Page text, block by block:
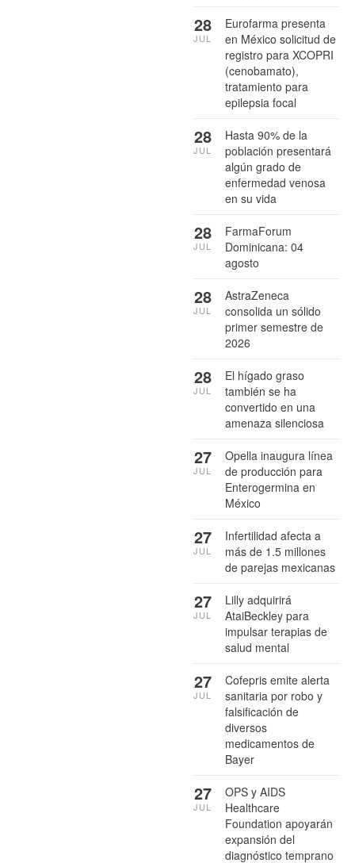
Eurofarma presenta
en México solicitud de
registro para XCOPRI
(cenobamato),
tratamiento para
epilepsia focal
28
JUL
Hasta 90% de la
población presentará
algún grado de
enfermedad venosa
en su vida
28
JUL
FarmaForum
Dominicana: 04
agosto
28
JUL
AstraZeneca
consolida un sólido
primer semestre de
2026
28
JUL
El hígado graso
también se ha
convertido en una
amenaza silenciosa
28
JUL
Opella inaugura línea
de producción para
Enterogermina en
México
27
JUL
Infertilidad afecta a
más de 1.5 millones
de parejas mexicanas
27
JUL
Lilly adquirirá
AtaiBeckley para
impulsar terapias de
salud mental
27
JUL
Cofepris emite alerta
sanitaria por robo y
falsificación de
diversos
medicamentos de
Bayer
27
JUL
OPS y AIDS
Healthcare
Foundation apoyarán
expansión del
diagnóstico temprano
27
JUL